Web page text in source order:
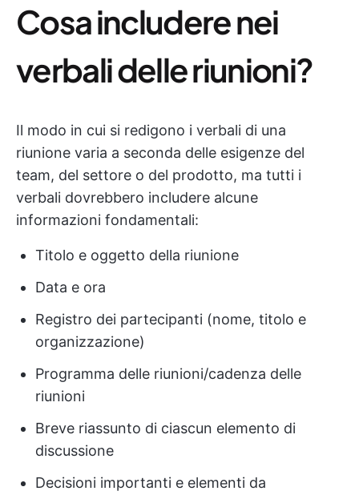
Cosa includere nei
verbali delle riunioni?
Il modo in cui si redigono i verbali di una
riunione varia a seconda delle esigenze del
team, del settore o del prodotto, ma tutti i
verbali dovrebbero includere alcune
informazioni fondamentali:
Titolo e oggetto della riunione
Data e ora
Registro dei partecipanti (nome, titolo e
organizzazione)
Programma delle riunioni/cadenza delle
riunioni
Breve riassunto di ciascun elemento di
discussione
Decisioni importanti e elementi da